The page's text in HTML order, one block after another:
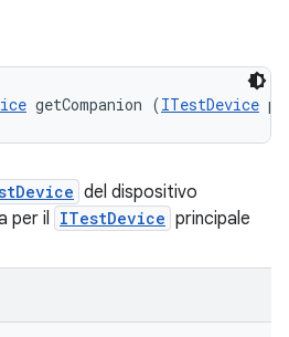
getCompanion (ITestDevice
del dispositivo
per il ITestDevice principale